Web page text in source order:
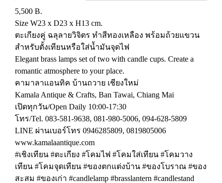
5,500 B.
Size W23 x D23 x H13 cm.
ตะเกียงคู่ ฉลุลายวิจิตร ทำสีทองเหลือง พร้อมถ้วยแขวน
สำหรับตั้งเทียนหรือใส่น้ำมันจุดไฟ
Elegant brass lamps set of two with candle cups. Create a
romantic atmosphere to your place.
คามาลาแอนทิค บ้านถวาย เชียงใหม่
Kamala Antique & Crafts, Ban Tawai, Chiang Mai
เปิดทุกวัน/Open Daily 10:00-17:30
โทร/Tel. 083-581-9638, 081-980-5006, 094-628-5809
LINE ผ่านเบอร์โทร 0946285809, 0819805006
www.kamalaantique.com
#เชิงเทียน #ตะเกียง #โคมไฟ #โคมใส่เทียน #โคมวาง
เทียน #โคมจุดเทียน #ของตกแต่งบ้าน #ของโบราณ #ของ
สะสม #ของเก่า #candlelamp #brasslantern #candlestand